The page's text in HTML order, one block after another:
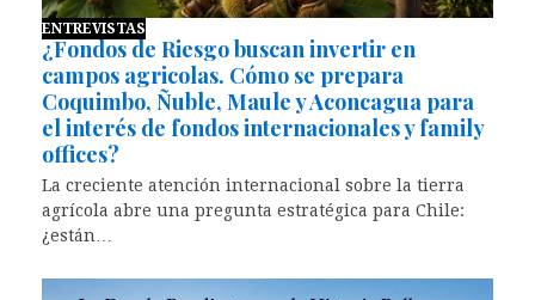
ENTREVISTAS
¿Fondos de Riesgo buscan invertir en
campos agricolas. Cómo se prepara
Coquimbo, Ñuble, Maule y Aconcagua para
el interés de fondos internacionales y family
offices?
La creciente atención internacional sobre la tierra
agrícola abre una pregunta estratégica para Chile:
¿están…